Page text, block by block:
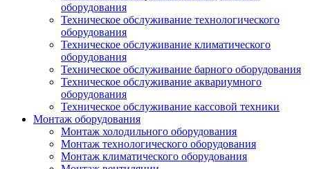
оборудования
Техническое обслуживание технологического
оборудования
Техническое обслуживание климатического
оборудования
Техническое обслуживание барного оборудования
Техническое обслуживание аквариумного
оборудования
Техническое обслуживание кассовой техники
Монтаж оборудования
Монтаж холодильного оборудования
Монтаж технологического оборудования
Монтаж климатического оборудования